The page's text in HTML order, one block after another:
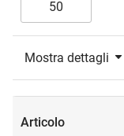
Mostra dettagli